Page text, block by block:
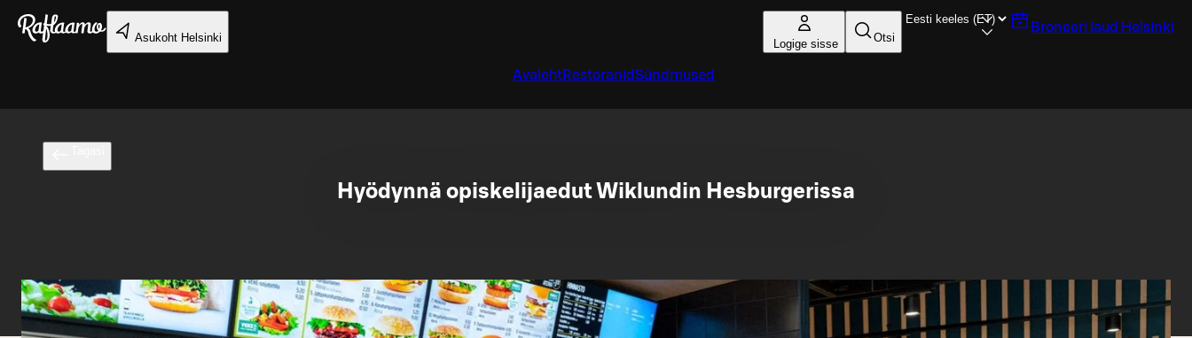
Liigu peamise sisu juurde
Asukoht Helsinki Logige sisse Otsi
Broneeri laud Helsinki
AvalehtRestoranidSündmused
Hyödynnä opiskelijaedut Wiklundin Hesburgerissa